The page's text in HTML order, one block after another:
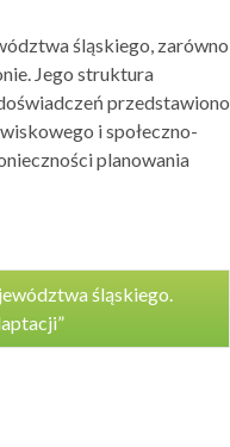
śląskiego, zarówno
Jego struktura
przedstawiono
i społeczno-
planowania
śląskiego.